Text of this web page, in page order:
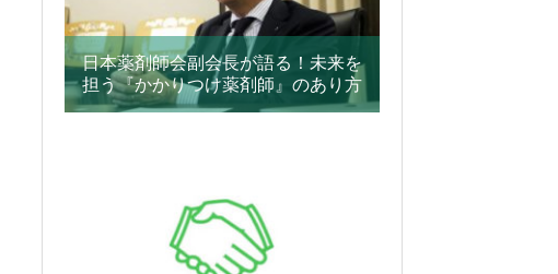
日本薬剤師会副会長が語る！未来を
担う『かかりつけ薬剤師』のあり方